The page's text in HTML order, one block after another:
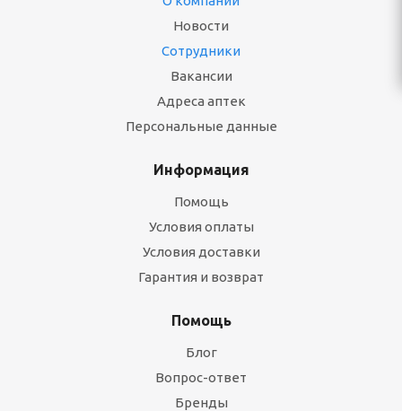
Новости
Сотрудники
Вакансии
Адреса аптек
Персональные данные
Информация
Помощь
Условия оплаты
Условия доставки
Гарантия и возврат
Помощь
Блог
Вопрос-ответ
Бренды